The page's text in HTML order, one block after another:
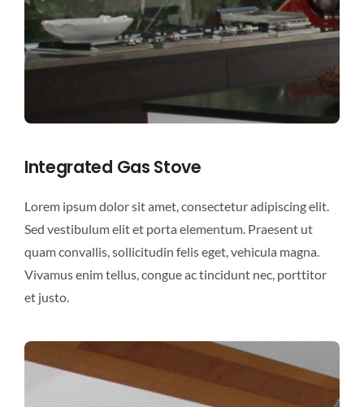
Integrated Gas Stove
Lorem ipsum dolor sit amet, consectetur adipiscing elit.
Sed vestibulum elit et porta elementum. Praesent ut
quam convallis, sollicitudin felis eget, vehicula magna.
Vivamus enim tellus, congue ac tincidunt nec, porttitor
et justo.